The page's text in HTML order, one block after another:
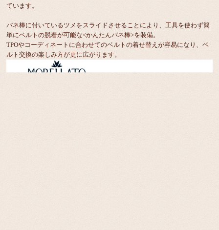
ています。
バネ棒に付いているツメをスライドさせることにより、工具を使わず簡
単にベルトの脱着が可能な<かんたんバネ棒>を装備。
TPOやコーディネートに合わせてのベルトの着せ替えが容易になり、ベ
ルト交換の楽しみ方が更に広がります。